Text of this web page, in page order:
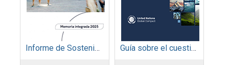
Informe de Sostenibilidad 2025: Parque Arauco Guía sobre el cuestionario: Comunicación de Progreso